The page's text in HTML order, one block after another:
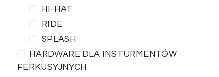
HI-HAT
RIDE
SPLASH
HARDWARE DLA INSTURMENTÓW
PERKUSYJNYCH